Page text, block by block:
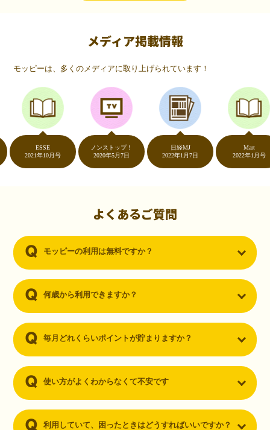
いつものネットショッピングが、モッピーでお得
（20代・女性）
友達に勧められてモッピーをはじめました。空いた時間にスマホで買
い物をすることが多いのですが、モッピーを経由するだけでショップ
のポイントとモッピーのポイントが二重で貯まることを知り、ビック
リ…！いつものネットショッピングをモッピーを経由するだけでポイ
ントが貯まるなんて…もっと早く教えてほしかった～！貯まったポイ
ントはギフト券に交換して、プチ贅沢を楽しんでます♪
（30代・男性）
ーを知りました。クレジットカードを発行するだけでポイントが貯ま
るならと無料登録して、クレジットカードの発行やアプリダウンロー
メディア掲載情報
モッピーは、多くのメディアに取り上げられています！
ESSE
2021年10月号
ノンストップ！
2020年5月7日
日経MJ
2022年1月7日
2022年1月号
よくあるご質問
モッピーの利用は無料ですか？
何歳から利用できますか？
毎月どれくらいポイントが貯まりますか？
使い方がよくわからなくて不安です
利用していて、困ったときはどうすればいいですか？